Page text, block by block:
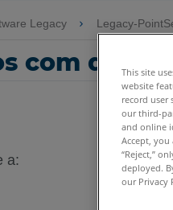
global
Legacy Legacy-
com
This site
website
record user
our third-
and online
Accept,
“Reject,”
deployed.
our Privacy